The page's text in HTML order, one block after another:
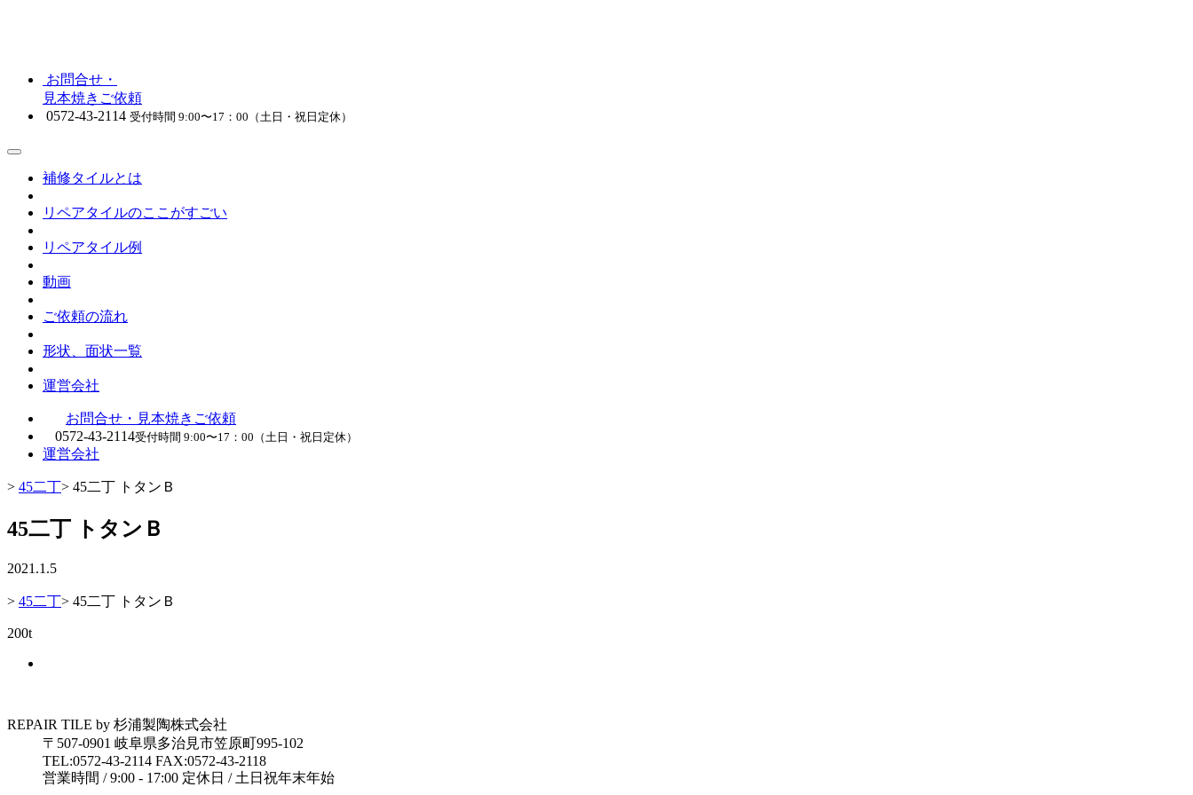
お問合せ・
見本焼きご依頼
0572-43-2114 受付時間 9:00〜17：00（土日・祝日定休）
補修タイルとは
リペアタイルのここがすごい
リペアタイル例
動画
ご依頼の流れ
形状、面状一覧
運営会社
お問合せ・見本焼きご依頼
0572-43-2114受付時間 9:00〜17：00（土日・祝日定休）
運営会社
> 45二丁> 45二丁 トタンＢ
45二丁 トタンＢ
2021.1.5
> 45二丁> 45二丁 トタンＢ
200t
REPAIR TILE by 杉浦製陶株式会社
〒507-0901 岐阜県多治見市笠原町995-102
TEL:0572-43-2114 FAX:0572-43-2118
営業時間 / 9:00 - 17:00 定休日 / 土日祝年末年始